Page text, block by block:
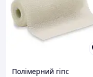
Полімерний гіпс